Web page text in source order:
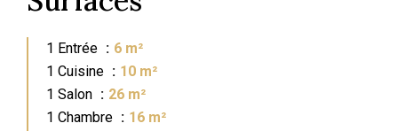
1 Entrée
6 m²
1 Cuisine
10 m²
1 Salon
26 m²
1 Chambre
16 m²